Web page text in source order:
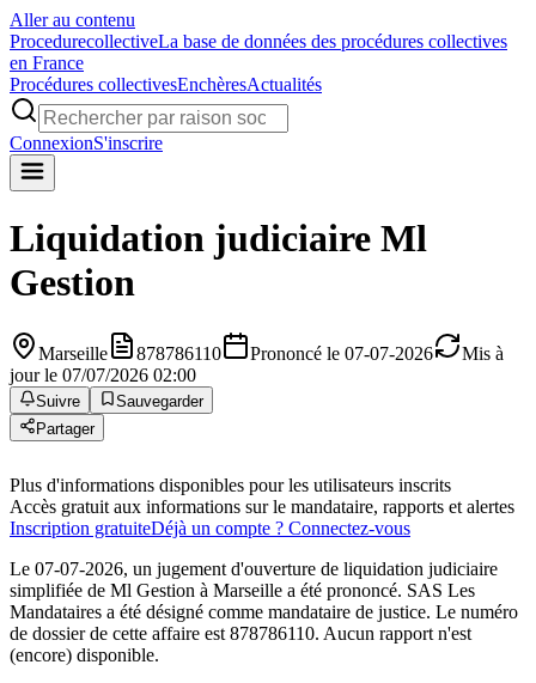
Aller au contenu
ProcedurecollectiveLa base de données des procédures collectives
en France
Procédures collectivesEnchèresActualités
ConnexionS'inscrire
Liquidation judiciaire Ml
Gestion
Marseille 878786110 Prononcé le 07-07-2026
Mis à
jour le 07/07/2026 02:00
Suivre
Sauvegarder
Partager
Plus d'informations disponibles pour les utilisateurs inscrits
Accès gratuit aux informations sur le mandataire, rapports et alertes
Inscription gratuiteDéjà un compte ? Connectez-vous
Le 07-07-2026, un jugement d'ouverture de liquidation judiciaire
simplifiée de Ml Gestion à Marseille a été prononcé. SAS Les
Mandataires a été désigné comme mandataire de justice. Le numéro
de dossier de cette affaire est 878786110. Aucun rapport n'est
(encore) disponible.